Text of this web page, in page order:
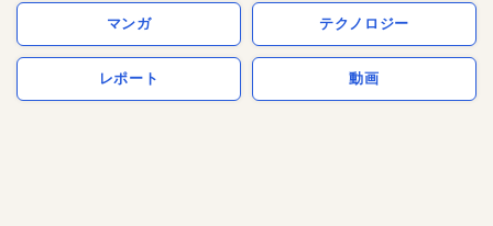
マンガ テクノロジー
レポート 動画